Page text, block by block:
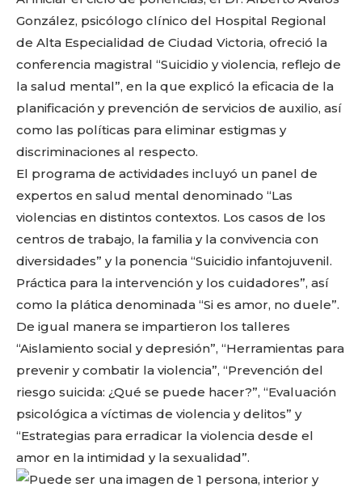
Facebook
Twitter
EmailWhatsApp
Copy
Link
GmailTelegram
Don't miss
out!
González, psicólogo clínico del Hospital Regional
de Alta Especialidad de Ciudad Victoria, ofreció la
conferencia magistral “Suicidio y violencia, reflejo de
la salud mental”, en la que explicó la eficacia de la
planificación y prevención de servicios de auxilio, así
como las políticas para eliminar estigmas y
discriminaciones al respecto.
El programa de actividades incluyó un panel de
expertos en salud mental denominado “Las
violencias en distintos contextos. Los casos de los
centros de trabajo, la familia y la convivencia con
diversidades” y la ponencia “Suicidio infantojuvenil.
Práctica para la intervención y los cuidadores”, así
como la plática denominada “Si es amor, no duele”.
De igual manera se impartieron los talleres
“Aislamiento social y depresión”, “Herramientas para
prevenir y combatir la violencia”, “Prevención del
riesgo suicida: ¿Qué se puede hacer?”, “Evaluación
psicológica a víctimas de violencia y delitos” y
“Estrategias para erradicar la violencia desde el
amor en la intimidad y la sexualidad”.